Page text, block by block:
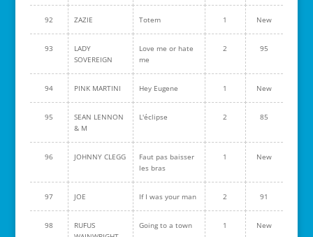
92 ZAZIE Totem 1 New
93
LADY
SOVEREIGN
Love me or hate
me
2 95
94 PINK MARTINI Hey Eugene 1 New
95
SEAN LENNON
& M
L'éclipse 2 85
96 JOHNNY CLEGG
Faut pas baisser
les bras
1 New
97 JOE If I was your man 2 91
98
RUFUS
Going to a town 1 New